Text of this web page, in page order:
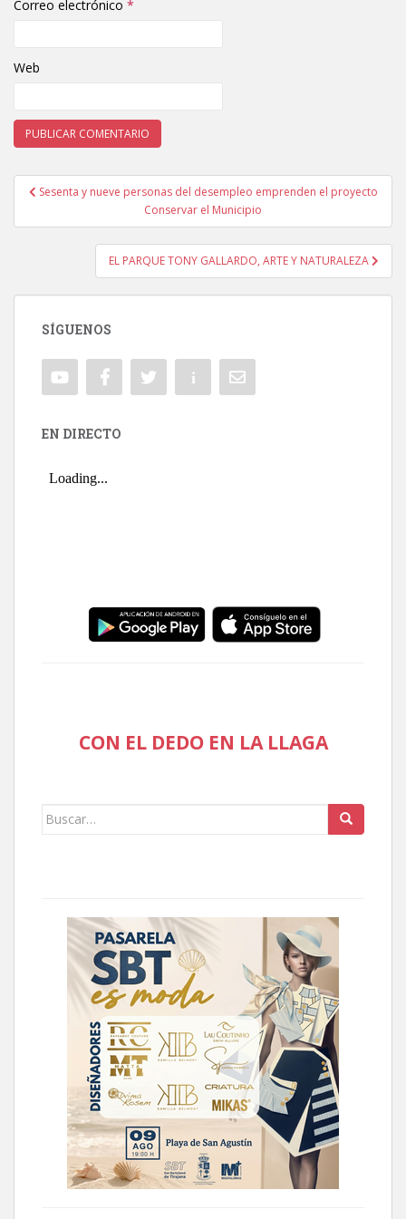
Correo electrónico *
Web
Navegación de entradas
Sesenta y nueve personas del desempleo emprenden el proyecto
Conservar el Municipio
EL PARQUE TONY GALLARDO, ARTE Y NATURALEZA
SÍGUENOS
EN DIRECTO
CON EL DEDO EN LA LLAGA
Buscar: